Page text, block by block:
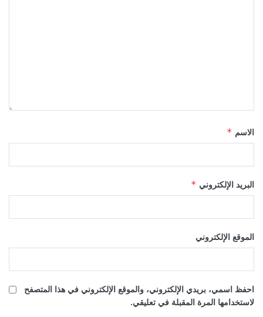
الاسم *
البريد الإلكتروني *
الموقع الإلكتروني
احفظ اسمي، بريدي الإلكتروني، والموقع الإلكتروني في هذا المتصفح
لاستخدامها المرة المقبلة في تعليقي.